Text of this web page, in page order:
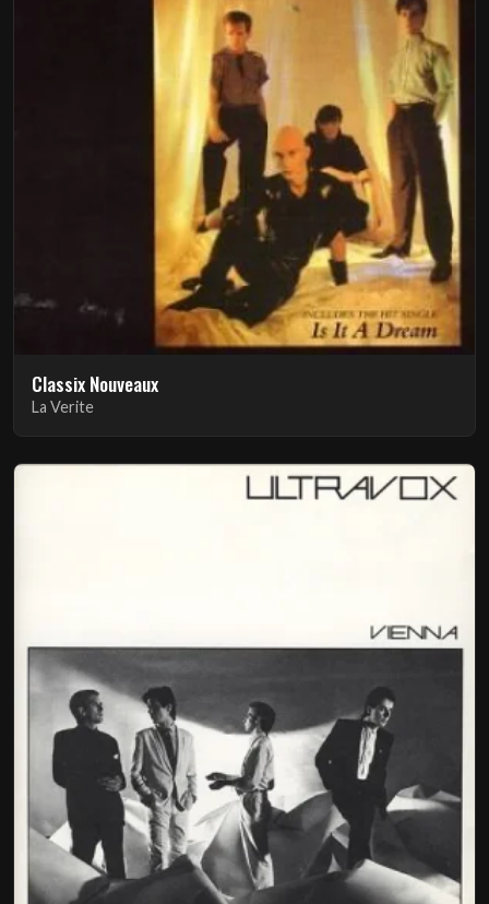
Classix Nouveaux
La Verite